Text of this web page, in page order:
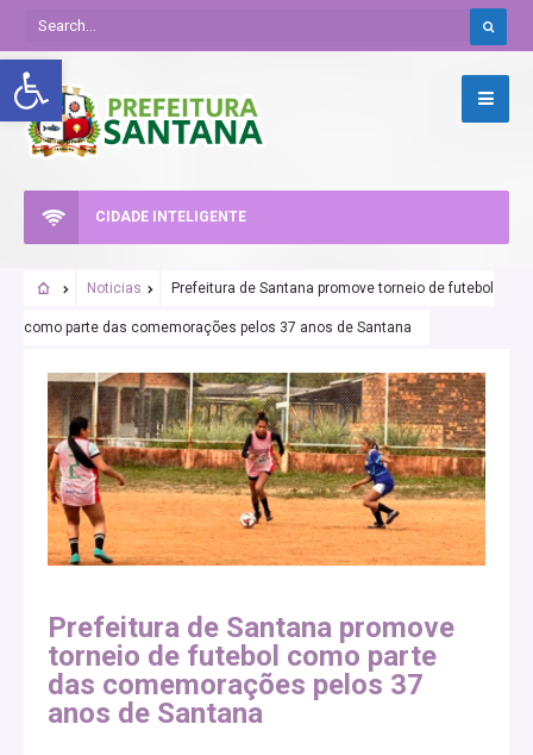
Abrir a barra de ferramentas
CIDADE INTELIGENTE
Noticias Prefeitura de Santana promove torneio de futebol
como parte das comemorações pelos 37 anos de Santana
Prefeitura de Santana promove
torneio de futebol como parte
das comemorações pelos 37
anos de Santana